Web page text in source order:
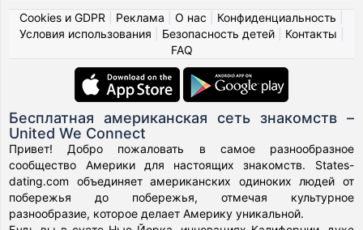
Cookies и GDPR
Реклама О нас Конфиденциальность
Условия использования
Безопасность детей| Контакты
FAQ
Бесплатная американская сеть знакомств –
United We Connect
Привет! Добро пожаловать в самое разнообразное
сообщество Америки для настоящих знакомств. States-
dating.com объединяет американских одиноких людей от
побережья до побережья, отмечая культурное
разнообразие, которое делает Америку уникальной.